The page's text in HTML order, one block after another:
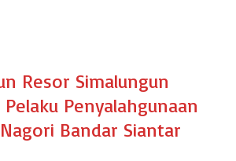
Resor Simalungun
Penyalahgunaan
Bandar Siantar